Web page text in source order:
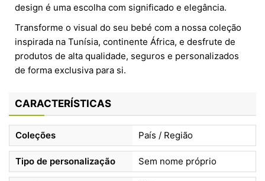
design é uma escolha com significado e elegância.
Transforme o visual do seu bebé com a nossa coleção
inspirada na Tunísia, continente África, e desfrute de
produtos de alta qualidade, seguros e personalizados
de forma exclusiva para si.
CARACTERÍSTICAS
Coleções País / Região
Tipo de personalização Sem nome próprio